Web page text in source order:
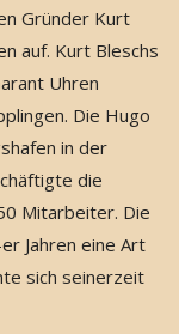
Gründer Kurt
auf. Kurt Bleschs
Uhren
Die Hugo
in der
die
Mitarbeiter. Die
Jahren eine Art
sich seinerzeit